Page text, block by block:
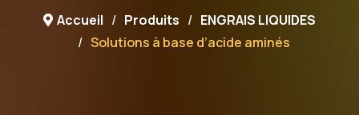
Accueil Produits
ENGRAIS LIQUIDES
Solutions à base d’acide aminés